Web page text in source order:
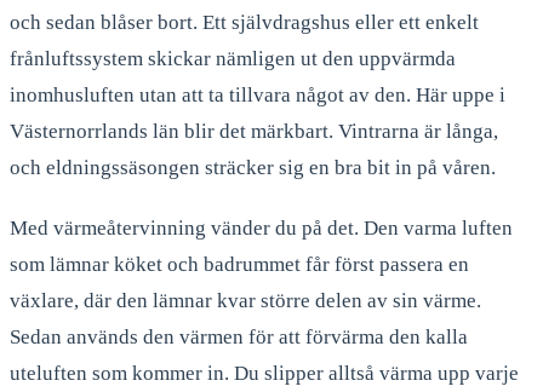
och sedan blåser bort. Ett självdragshus eller ett enkelt
frånluftssystem skickar nämligen ut den uppvärmda
inomhusluften utan att ta tillvara något av den. Här uppe i
Västernorrlands län blir det märkbart. Vintrarna är långa,
och eldningssäsongen sträcker sig en bra bit in på våren.
Med värmeåtervinning vänder du på det. Den varma luften
som lämnar köket och badrummet får först passera en
växlare, där den lämnar kvar större delen av sin värme.
Sedan används den värmen för att förvärma den kalla
uteluften som kommer in. Du slipper alltså värma upp varje